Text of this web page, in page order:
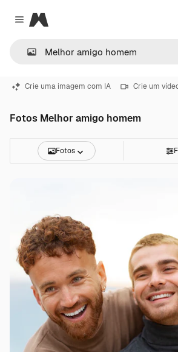
Close menu
Magnific
Crie uma imagem com IA Crie um
Fotos Melhor amigo homem
Fotos